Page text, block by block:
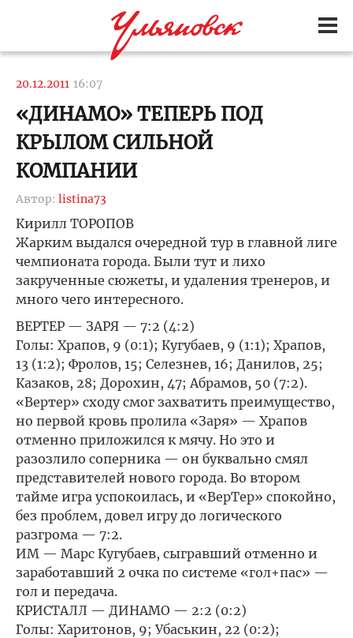
20.12.2011 16:07
«ДИНАМО» ТЕПЕРЬ ПОД
КРЫЛОМ СИЛЬНОЙ
КОМПАНИИ
Автор: listina73
Кирилл ТОРОПОВ
Жарким выдался очередной тур в главной лиге
чемпионата города. Были тут и лихо
закрученные сюжеты, и удаления тренеров, и
много чего интересного.
ВЕРТЕР — ЗАРЯ — 7:2 (4:2)
Голы: Храпов, 9 (0:1); Кугубаев, 9 (1:1); Храпов,
13 (1:2); Фролов, 15; Селезнев, 16; Данилов, 25;
Казаков, 28; Дорохин, 47; Абрамов, 50 (7:2).
«Вертер» сходу смог захватить преимущество,
но первой кровь пролила «Заря» — Храпов
отменно приложился к мячу. Но это и
разозлило соперника — он буквально смял
представителей нового города. Во втором
тайме игра успокоилась, и «ВерТер» спокойно,
без проблем, довел игру до логического
разгрома — 7:2.
ИМ — Марс Кугубаев, сыгравший отменно и
заработавший 2 очка по системе «гол+пас» —
гол и передача.
КРИСТАЛЛ — ДИНАМО — 2:2 (0:2)
Голы: Харитонов, 9; Убаськин, 22 (0:2);